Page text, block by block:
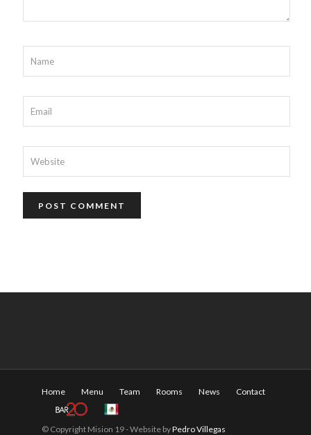
Home Menu Team Rooms News Contact
© Copyright Mision 19 - Website byPedro Villegas